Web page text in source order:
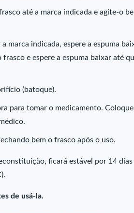
até a marca indicada e agite-o
marca indicada, espere a espuma
e espere a espuma baixar até
(batoque).
para tomar o medicamento.
bem o frasco após o uso.
ficará estável por 14
de usá-la.